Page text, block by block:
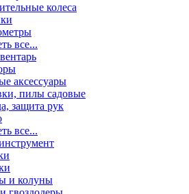
колеса
все...
аксессуары
пилы садовые
защита рук
все...
и колуны